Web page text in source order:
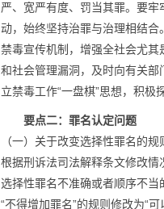
严、宽严有度、罚当其罪。要
动，始终坚持治罪与治理相结
禁毒宣传机制，增强全社会尤
和社会管理漏洞，及时向有关
立禁毒工作“一盘棋”思想，积极
要点二：罪名认定问题
（一）关于改变选择性罪名的
根据刑诉法司法解释条文修改
选择性罪名不准确或者顺序不
“不得增加罪名”的规则修改为“